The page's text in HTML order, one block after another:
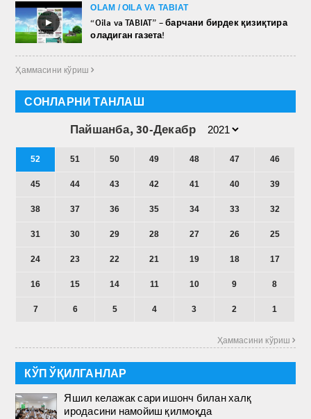
►
OLAM / OILA VA TABIAT
“Oila va TABIAT” – барчани бирдек қизиқтира
оладиган газета!
Ҳаммасини кўриш 
СОНЛАРНИ ТАНЛАШ
Пайшанба, 30-Декабр
52 51 50 49 48 47 46
45 44 43 42 41 40 39
38 37 36 35 34 33 32
31 30 29 28 27 26 25
24 23 22 21 19 18 17
16 15 14 11 10 9 8
7 6 5 4 3 2 1
Ҳаммасини кўриш 
КЎП ЎҚИЛГАНЛАР
Яшил келажак сари ишонч билан халқ
иродасини намойиш қилмоқда